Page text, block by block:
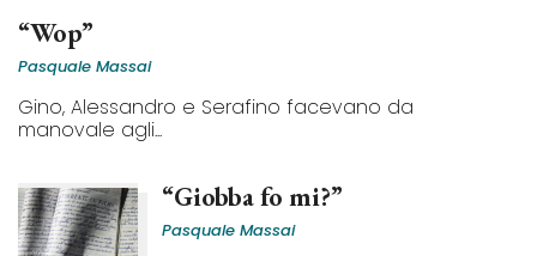
“Wop”
Pasquale Massai
Gino, Alessandro e Serafino facevano da
manovale agli...
“Giobba fo mi?”
Pasquale Massai